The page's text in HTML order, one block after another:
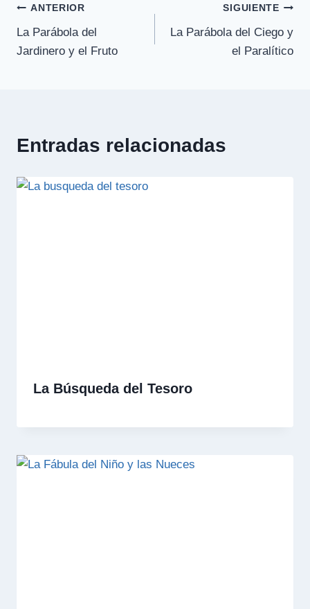
Navegación
de
ANTERIOR
La Parábola del
Jardinero y el Fruto
SIGUIENTE
La Parábola del Ciego y
el Paralítico
Entradas relacionadas
La Búsqueda del Tesoro